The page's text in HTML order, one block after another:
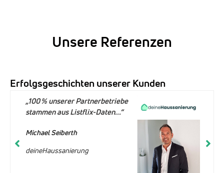
Unsere Referenzen
Erfolgsgeschichten unserer Kunden
„100 % unserer Partnerbetriebe
stammen aus Listflix-Daten...“
Michael Seiberth
deineHaussanierung